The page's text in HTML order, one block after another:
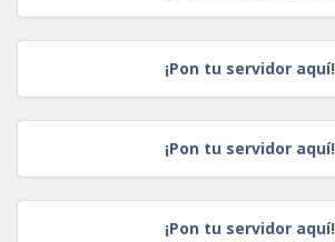
¡Pon tu servidor aquí!
¡Pon tu servidor aquí!
¡Pon tu servidor aquí!